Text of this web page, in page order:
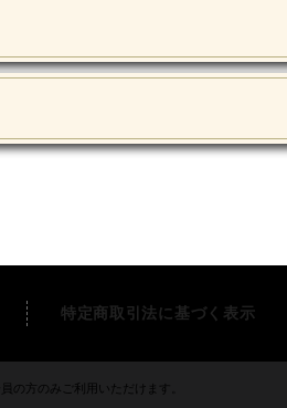
特定商取引法に基づく表示
の方のみご利用いただけます。